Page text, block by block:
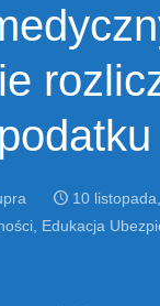
podatku
10
Edukacja